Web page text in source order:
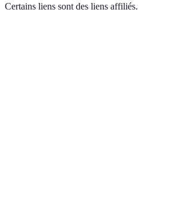
Certains liens sont des liens affiliés.